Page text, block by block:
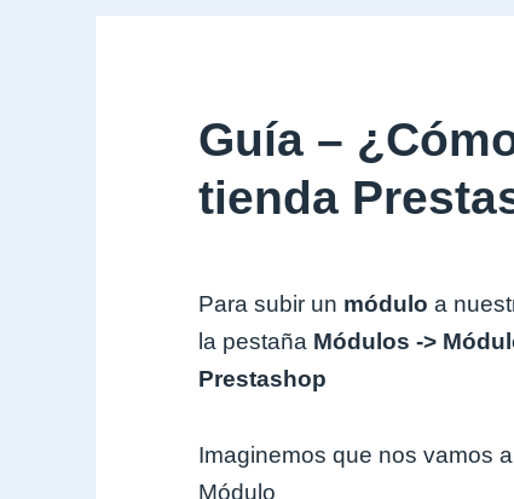
Guía –
tienda
Para subir un módulo a
la pestaña Módulos ->
Prestashop
Imaginemos que nos vamos
Módulo